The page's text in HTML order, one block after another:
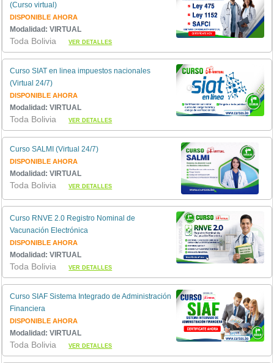
(Curso virtual)
DISPONIBLE AHORA
Modalidad: VIRTUAL
Toda BoliviaVER DETALLES
Curso SIAT en linea impuestos nacionales
(Virtual 24/7)
DISPONIBLE AHORA
Modalidad: VIRTUAL
Toda BoliviaVER DETALLES
Curso SALMI (Virtual 24/7)
DISPONIBLE AHORA
Modalidad: VIRTUAL
Toda BoliviaVER DETALLES
Curso RNVE 2.0 Registro Nominal de
Vacunación Electrónica
DISPONIBLE AHORA
Modalidad: VIRTUAL
Toda BoliviaVER DETALLES
Curso SIAF Sistema Integrado de Administración
Financiera
DISPONIBLE AHORA
Modalidad: VIRTUAL
Toda BoliviaVER DETALLES